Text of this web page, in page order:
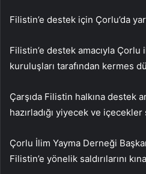
Filistin’e destek için Çorlu’da
Filistin’e destek amacıyla
kuruluşları tarafından kermes
Çarşıda Filistin halkına destek
hazırladığı yiyecek ve içecekler
Çorlu İlim Yayma Derneği
Filistin’e yönelik saldırılarını